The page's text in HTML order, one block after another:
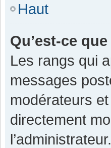
Haut
Qu’est-ce
Les rangs qui
messages
modérateurs
directement